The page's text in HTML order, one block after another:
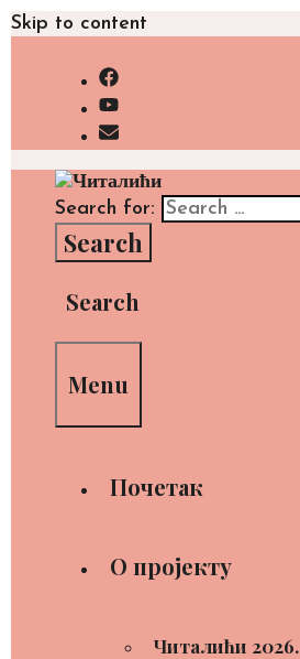
Skip to content
Search for:
Search
Menu
Почетак
О пројекту
Читалићи 2026.